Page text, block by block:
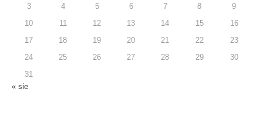
3 4 5 6 7 8 9
10 11 12 13 14 15 16
17 18 19 20 21 22 23
24 25 26 27 28 29 30
31
« sie